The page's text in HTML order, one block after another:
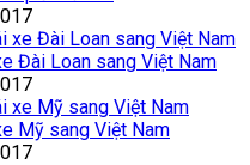
Đài Loan sang Việt Nam
Mỹ sang Việt Nam